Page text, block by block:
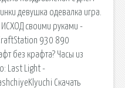
девушка одевалка игра.
своими руками -
930 890
без крафта? Часы из
Last Light -
Скачать